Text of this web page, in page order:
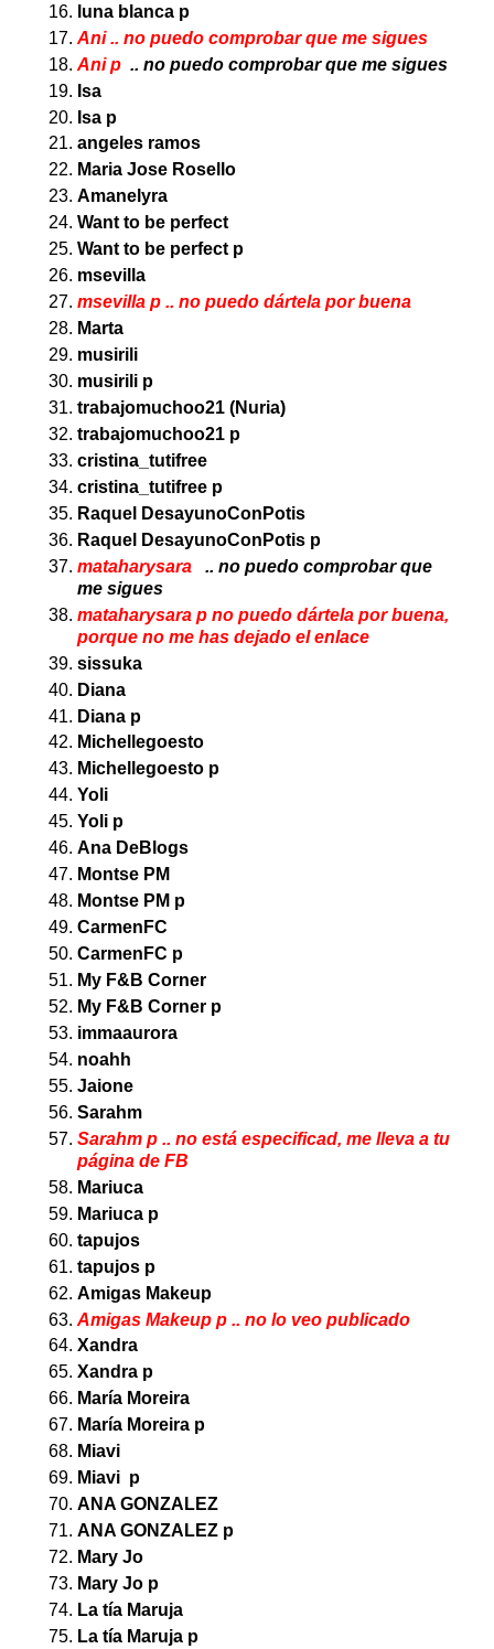
luna blanca p
Ani .. no puedo comprobar que me sigues
Ani p .. no puedo comprobar que me sigues
Isa
Isa p
angeles ramos
Maria Jose Rosello
Amanelyra
Want to be perfect
Want to be perfect p
msevilla
msevilla p .. no puedo dártela por buena
Marta
musirili
musirili p
trabajomuchoo21 (Nuria)
trabajomuchoo21 p
cristina_tutifree
cristina_tutifree p
Raquel DesayunoConPotis
Raquel DesayunoConPotis p
mataharysara
.. no puedo comprobar que
me sigues
mataharysara p no puedo dártela por buena,
porque no me has dejado el enlace
sissuka
Diana
Diana p
Michellegoesto
Michellegoesto p
Yoli
Yoli p
Ana DeBlogs
Montse PM
Montse PM p
CarmenFC
CarmenFC p
My F&B Corner
My F&B Corner p
immaaurora
noahh
Jaione
Sarahm
Sarahm p .. no está especificad, me lleva a tu
página de FB
Mariuca
Mariuca p
tapujos
tapujos p
Amigas Makeup
Amigas Makeup p .. no lo veo publicado
Xandra
Xandra p
María Moreira
María Moreira p
Miavi
Miavi p
ANA GONZALEZ
ANA GONZALEZ p
Mary Jo
Mary Jo p
La tía Maruja
La tía Maruja p